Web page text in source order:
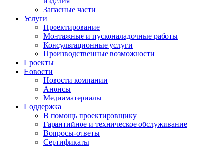
Запасные части
Услуги
Проектирование
Монтажные и пусконаладочные работы
Консультационные услуги
Производственные возможности
Проекты
Новости
Новости компании
Анонсы
Медиаматериалы
Поддержка
В помощь проектировщику
Гарантийное и техническое обслуживание
Вопросы-ответы
Сертификаты